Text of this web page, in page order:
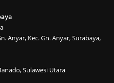
Anyar, Kec. Gn. Anyar, Surabaya,
Sulawesi Utara